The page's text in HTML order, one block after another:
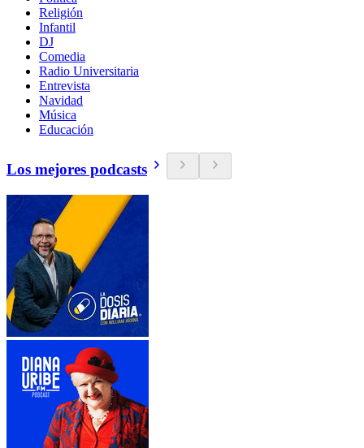
Religión
Infantil
DJ
Comedia
Radio Universitaria
Entrevista
Navidad
Música
Educación
Los mejores podcasts